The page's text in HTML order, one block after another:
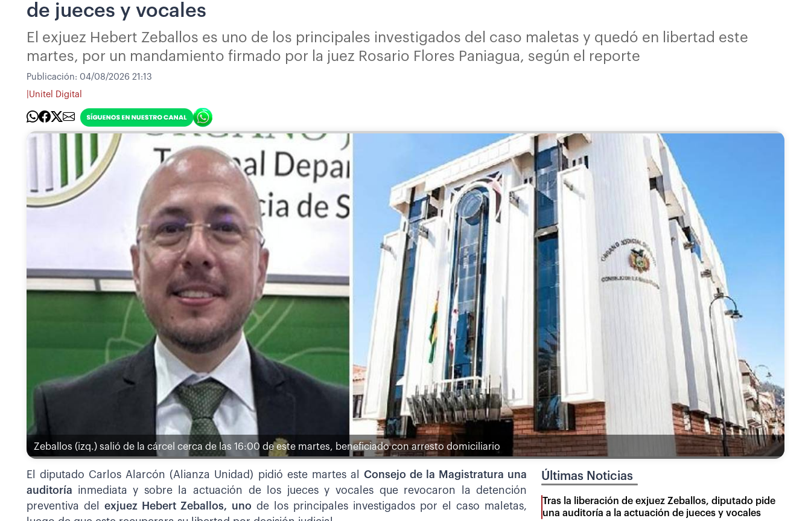
de jueces y vocales
El exjuez Hebert Zeballos es uno de los principales investigados del caso maletas y quedó en libertad este
martes, por un mandamiento firmado por la juez Rosario Flores Paniagua, según el reporte
Publicación: 04/08/2026 21:13
Unitel Digital
Zeballos (izq.) salió de la cárcel cerca de las 16:00 de este martes, beneficiado con arresto domiciliario
El diputado Carlos Alarcón (Alianza Unidad) pidió este martes al Consejo de la Magistratura una
auditoría inmediata y sobre la actuación de los jueces y vocales que revocaron la detención
preventiva delexjuez Hebert Zeballos, uno de los principales investigados por el caso maletas,
Últimas Noticias
Tras la liberación de exjuez Zeballos, diputado pide
una auditoría a la actuación de jueces y vocales